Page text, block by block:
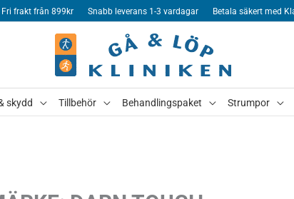
Fri frakt från 899kr Snabb leverans 1-3 vardagar Betala säkert med
skydd Tillbehör Behandlingspaket Strumpor